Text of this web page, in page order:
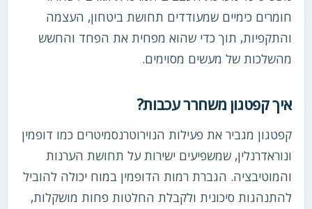
חומרים כימיים שמעודדים תחושת ביטחון, העצמה
והתקפיות, תוך כדי שהוא מפחית את הפחד והחשש
מהשלכות של מעשים מסוימים.
איך קפטגון משחרר עכבות?
קפטגון מגביר את פעילות הנוירוטרנסמיטרים כמו דופמין
ונוראדרנלין, שמשפיעים ישירות על תחושת הערנות
והמוטיבציה. הגברת רמות הדופמין במוח יכולה להוביל
להתנהגות סיכונית ולקבלת החלטות פחות מושקלות,